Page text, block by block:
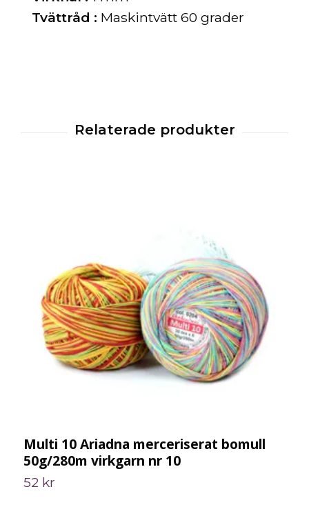
Tvättråd : Maskintvätt 60 grader
Multi 10 Ariadna merceriserat bomull
50g/280m virkgarn nr 10
52 kr